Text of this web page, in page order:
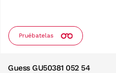
Pruébatelas
Guess GU50381 052 54